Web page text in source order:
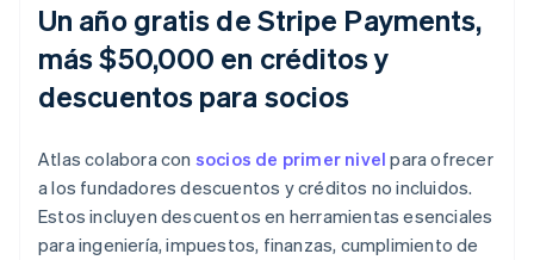
Un año gratis de Stripe Payments,
más $50,000 en créditos y
descuentos para socios
Atlas colabora con socios de primer nivel para ofrecer
a los fundadores descuentos y créditos no incluidos.
Estos incluyen descuentos en herramientas esenciales
para ingeniería, impuestos, finanzas, cumplimiento de